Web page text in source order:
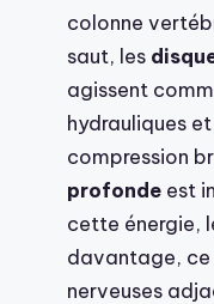
colonne
saut, les
agissent
hydrauliques
compression
profonde est
cette énergie,
davantage, ce
nerveuses